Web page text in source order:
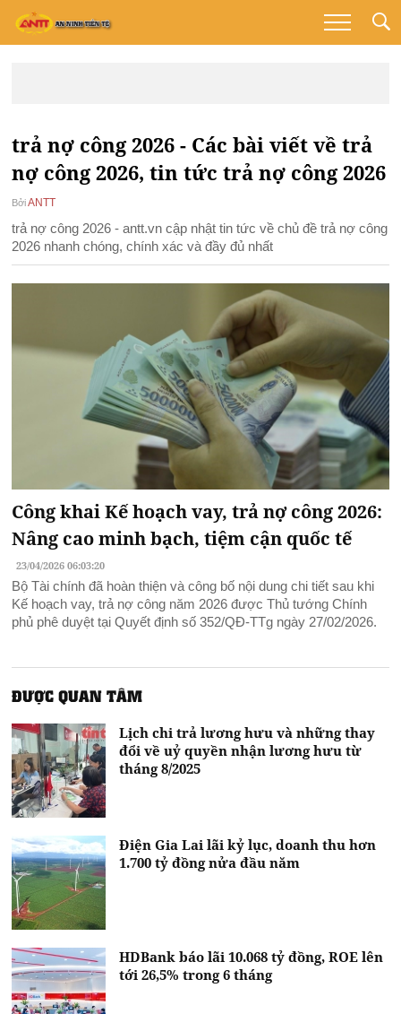
trả nợ công 2026 - Các bài viết về trả
nợ công 2026, tin tức trả nợ công 2026
Bởi ANTT
trả nợ công 2026 - antt.vn cập nhật tin tức về chủ đề trả nợ công
2026 nhanh chóng, chính xác và đầy đủ nhất
Công khai Kế hoạch vay, trả nợ công 2026:
Nâng cao minh bạch, tiệm cận quốc tế
23/04/2026 06:03:20
Bộ Tài chính đã hoàn thiện và công bố nội dung chi tiết sau khi
Kế hoạch vay, trả nợ công năm 2026 được Thủ tướng Chính
phủ phê duyệt tại Quyết định số 352/QĐ-TTg ngày 27/02/2026.
ĐƯỢC QUAN TÂM
Lịch chi trả lương hưu và những thay
đổi về uỷ quyền nhận lương hưu từ
tháng 8/2025
Điện Gia Lai lãi kỷ lục, doanh thu hơn
1.700 tỷ đồng nửa đầu năm
HDBank báo lãi 10.068 tỷ đồng, ROE lên
tới 26,5% trong 6 tháng